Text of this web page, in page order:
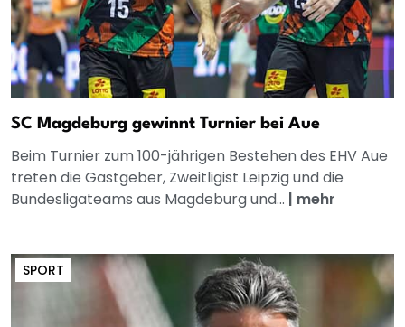
SC Magdeburg gewinnt Turnier bei Aue
Beim Turnier zum 100-jährigen Bestehen des EHV Aue
treten die Gastgeber, Zweitligist Leipzig und die
Bundesligateams aus Magdeburg und... | mehr
SPORT